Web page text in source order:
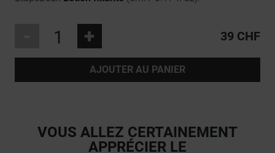
+ 39 CHF
AJOUTER AU PANIER
VOUS ALLEZ CERTAINEMENT
APPRÉCIER LE